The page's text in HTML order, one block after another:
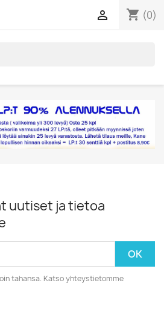
shopping_cart (0)

uutiset ja tietoa
tahansa. Katso yhteystietomme